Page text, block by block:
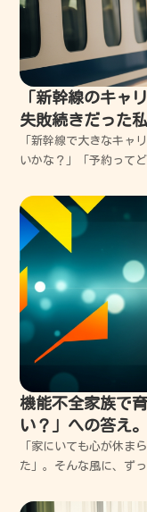
「新幹線のキャ
失敗続きだった
「新幹線で大きなキャ
いかな？」「予約って
途方に暮れ、予約なし
でも大丈夫、コツさえ
機能不全家族で
い？」への答え
プ
「家にいても心が休ま
た」。そんな風に、ず
じ場所で、出口が見え